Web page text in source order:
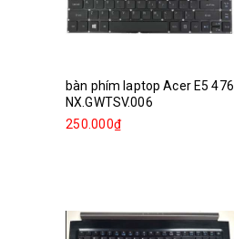
bàn phím laptop Acer E5 476
NX.GWTSV.006
250.000₫